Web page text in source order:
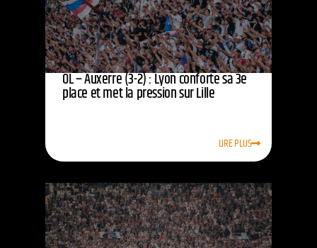
OL – Auxerre (3-2) : Lyon conforte sa 3e
place et met la pression sur Lille
LIRE PLUS